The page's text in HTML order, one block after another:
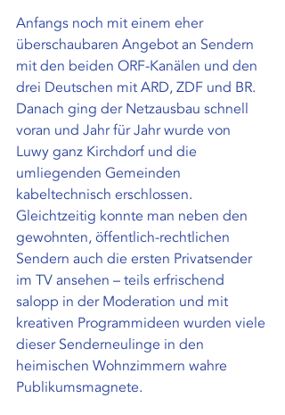
Anfangs noch mit einem eher
überschaubaren Angebot an Sendern
mit den beiden ORF-Kanälen und den
drei Deutschen mit ARD, ZDF und BR.
Danach ging der Netzausbau schnell
voran und Jahr für Jahr wurde von
Luwy ganz Kirchdorf und die
umliegenden Gemeinden
kabeltechnisch erschlossen.
Gleichtzeitig konnte man neben den
gewohnten, öffentlich-rechtlichen
Sendern auch die ersten Privatsender
im TV ansehen – teils erfrischend
salopp in der Moderation und mit
kreativen Programmideen wurden viele
dieser Senderneulinge in den
heimischen Wohnzimmern wahre
Publikumsmagnete.